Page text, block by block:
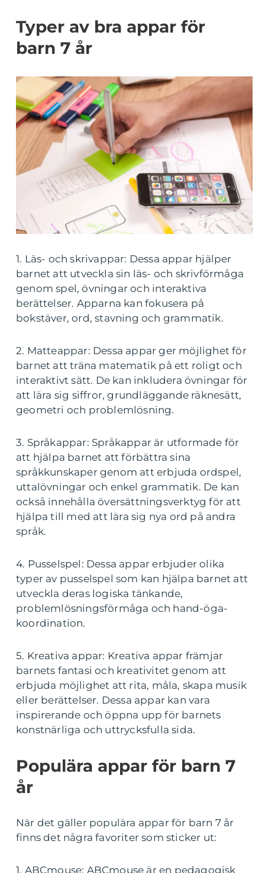
Typer av bra appar för
barn 7 år
1. Läs- och skrivappar: Dessa appar hjälper
barnet att utveckla sin läs- och skrivförmåga
genom spel, övningar och interaktiva
berättelser. Apparna kan fokusera på
bokstäver, ord, stavning och grammatik.
2. Matteappar: Dessa appar ger möjlighet för
barnet att träna matematik på ett roligt och
interaktivt sätt. De kan inkludera övningar för
att lära sig siffror, grundläggande räknesätt,
geometri och problemlösning.
3. Språkappar: Språkappar är utformade för
att hjälpa barnet att förbättra sina
språkkunskaper genom att erbjuda ordspel,
uttalövningar och enkel grammatik. De kan
också innehålla översättningsverktyg för att
hjälpa till med att lära sig nya ord på andra
språk.
4. Pusselspel: Dessa appar erbjuder olika
typer av pusselspel som kan hjälpa barnet att
utveckla deras logiska tänkande,
problemlösningsförmåga och hand-öga-
koordination.
5. Kreativa appar: Kreativa appar främjar
barnets fantasi och kreativitet genom att
erbjuda möjlighet att rita, måla, skapa musik
eller berättelser. Dessa appar kan vara
inspirerande och öppna upp för barnets
konstnärliga och uttrycksfulla sida.
Populära appar för barn 7
år
När det gäller populära appar för barn 7 år
finns det några favoriter som sticker ut:
1. ABCmouse: ABCmouse är en pedagogisk